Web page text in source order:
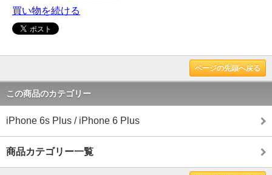
買い物を続ける
ページの先頭へ戻る
この商品のカテゴリー
iPhone 6s Plus / iPhone 6 Plus
商品カテゴリー一覧